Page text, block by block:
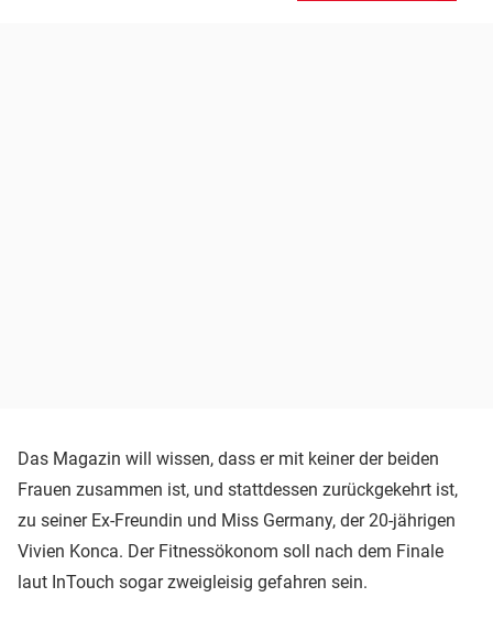
Das Magazin will wissen, dass er mit keiner der beiden
Frauen zusammen ist, und stattdessen zurückgekehrt ist,
zu seiner Ex-Freundin und Miss Germany, der 20-jährigen
Vivien Konca. Der Fitnessökonom soll nach dem Finale
laut InTouch sogar zweigleisig gefahren sein.